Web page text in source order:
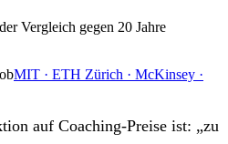
Vergleich gegen 20 Jahre
MIT · ETH Zürich · McKinsey ·
auf Coaching-Preise ist: „zu